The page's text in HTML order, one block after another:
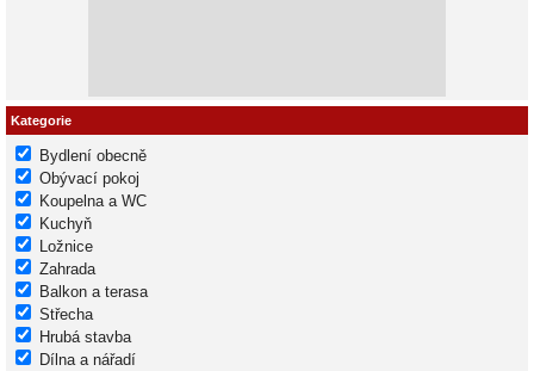
Kategorie
Bydlení obecně
Obývací pokoj
Koupelna a WC
Kuchyň
Ložnice
Zahrada
Balkon a terasa
Střecha
Hrubá stavba
Dílna a nářadí